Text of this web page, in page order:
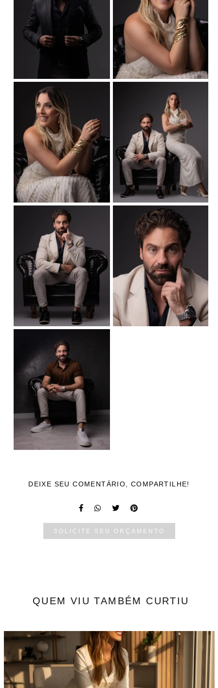
DEIXE SEU COMENTÁRIO, COMPARTILHE!
SOLICITE SEU ORÇAMENTO
QUEM VIU TAMBÉM CURTIU